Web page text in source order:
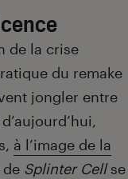
de la crise
du remake
jongler entre
à l’image de la
de Splinter Cellse